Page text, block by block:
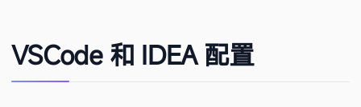
VSCode 和 IDEA 配置